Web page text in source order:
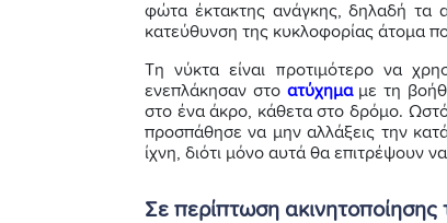
φώτα έκτακτης ανάγκης, δηλαδή τα
κατεύθυνση της κυκλοφορίας άτομα
Τη νύκτα είναι προτιμότερο να
ενεπλάκησαν στο ατύχημαμε τη
στο ένα άκρο, κάθετα στο δρόμο.
προσπάθησε να μην αλλάξεις την
ίχνη, διότι μόνο αυτά θα επιτρέψουν
Σε περίπτωση